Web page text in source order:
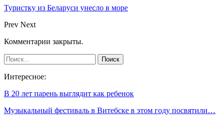
Туристку из Беларуси унесло в море
Prev Next
Комментарии закрыты.
Интересное:
В 20 лет парень выглядит как ребенок
Музыкальный фестиваль в Витебске в этом году посвятили…